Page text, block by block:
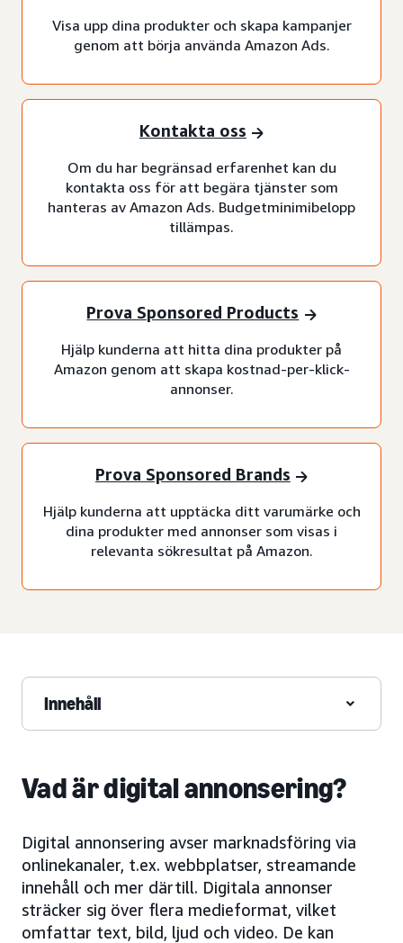
Visa upp dina produkter och skapa kampanjer
genom att börja använda Amazon Ads.
Kontakta oss
Om du har begränsad erfarenhet kan du
kontakta oss för att begära tjänster som
hanteras av Amazon Ads. Budgetminimibelopp
tillämpas.
Prova Sponsored Products
Hjälp kunderna att hitta dina produkter på
Amazon genom att skapa kostnad-per-klick-
annonser.
Prova Sponsored Brands
Hjälp kunderna att upptäcka ditt varumärke och
dina produkter med annonser som visas i
relevanta sökresultat på Amazon.
Innehåll
Vad är digital annonsering?
Digital annonsering avser marknadsföring via
onlinekanaler, t.ex. webbplatser, streamande
innehåll och mer därtill. Digitala annonser
sträcker sig över flera medieformat, vilket
omfattar text, bild, ljud och video. De kan